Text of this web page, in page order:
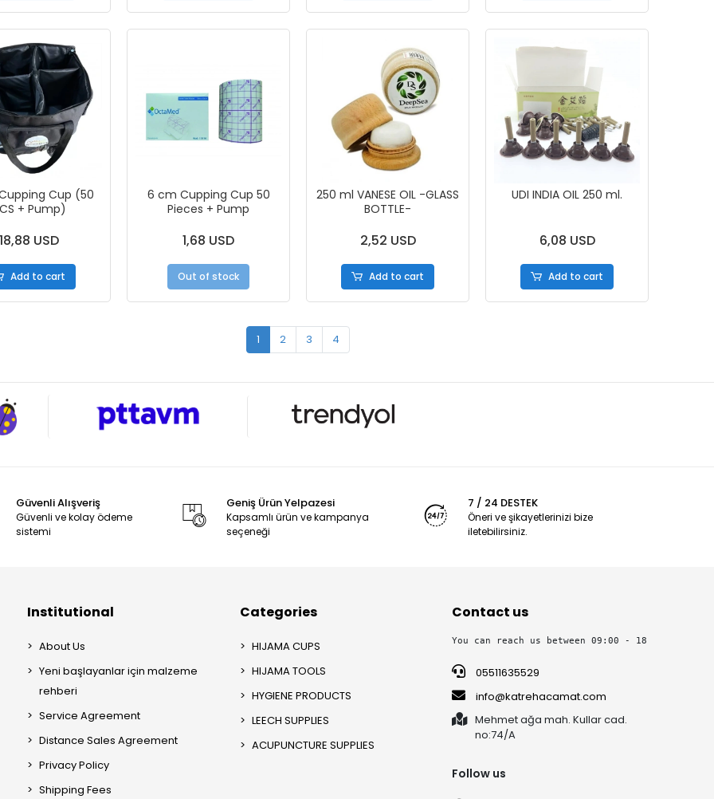
Cup (50
+ Pump)
18,88 USD
Add to cart
6 cm Cupping Cup 50
Pieces + Pump
1,68 USD
Out of stock
250 ml VANESE OIL -GLASS
BOTTLE-
2,52 USD
Add to cart
UDI INDIA OIL 250 ml.
6,08 USD
Add to cart
1 2 3 4
Güvenli Alışveriş
Güvenli ve kolay ödeme
sistemi
Geniş Ürün Yelpazesi
Kapsamlı ürün ve kampanya
seçeneği
7 / 24 DESTEK
Öneri ve şikayetlerinizi bize
iletebilirsiniz.
Institutional
About Us
Yeni başlayanlar için malzeme
rehberi
Service Agreement
Distance Sales Agreement
Privacy Policy
Shipping Fees
Categories
HIJAMA CUPS
HIJAMA TOOLS
HYGIENE PRODUCTS
LEECH SUPPLIES
ACUPUNCTURE SUPPLIES
Contact us
You can reach us between 09:00 - 18:30 on
05511635529
info@katrehacamat.com
Mehmet ağa mah. Kullar cad.
no:74/A
Follow us